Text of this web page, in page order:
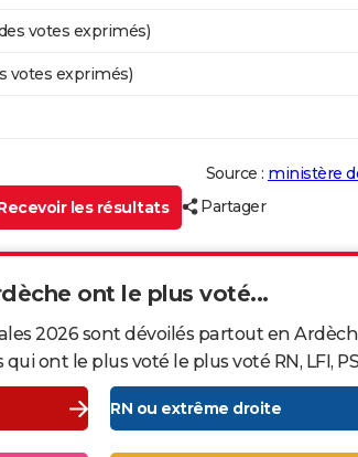
votes exprimés)
votes exprimés)
Source : ministère
les résultats
Partager
ont le plus voté...
2026 sont dévoilés partout en
ont le plus voté le plus voté RN, LFI, PS,
RN ou extrême droite